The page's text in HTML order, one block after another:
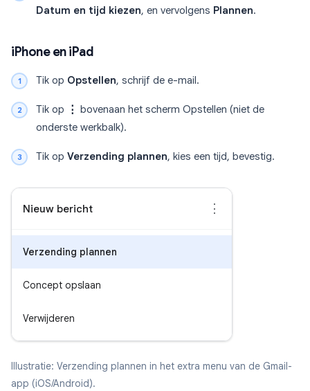
Datum en tijd kiezen, en vervolgens Plannen.
iPhone en iPad
Tik op Opstellen, schrijf de e-mail.
Tik op ⋮
bovenaan het scherm Opstellen (niet de
onderste werkbalk).
Tik op Verzending plannen, kies een tijd, bevestig.
Nieuw bericht ⋮
Verzending plannen
Concept opslaan
Verwijderen
Illustratie: Verzending plannen in het extra menu van de Gmail-
app (iOS/Android).